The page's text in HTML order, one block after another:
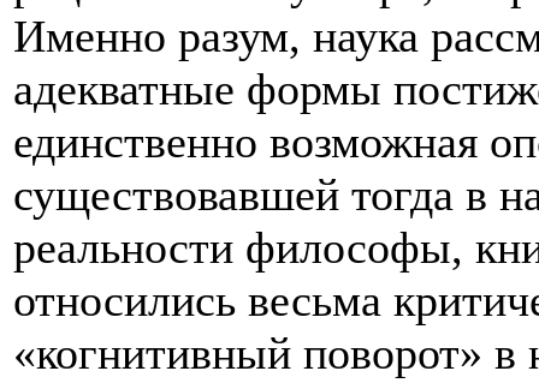
Именно разум, наука
адекватные формы
единственно возможная
существовавшей тогда в
реальности философы,
относились весьма
«когнитивный поворот»